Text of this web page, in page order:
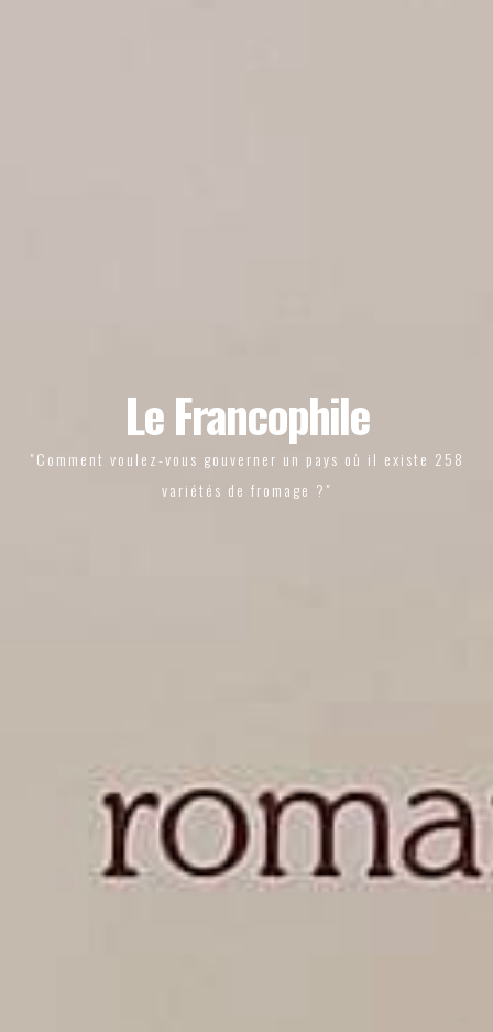
Le Francophile
"Comment voulez-vous gouverner un pays où il existe 258
variétés de fromage ?"